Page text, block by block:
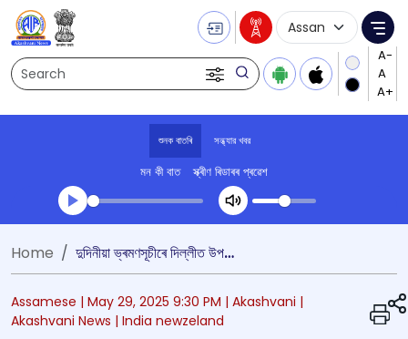
Search
Language
শুনক বাতৰি সন্ধ্যার খবর
মন কী বাত স্ক্ৰীণ ৰিডাৰৰ প্ৰৱেশ
Transcript summary
খেলা অডিঅ' সন্ধ্যার খবর
Home দুদিনীয়া ভ্ৰমণসূচীৰে দিল্লীত উপস্থিত নিউজিলেণ্ডৰ উপ-প্রধানমন্ত্ৰী তথা বৈদেশিক মন্ত্রী উইনষ্টন পিটাৰ্ছ
Assamese | May 29, 2025 9:30 PM | Akashvani |
Akashvani News | India newzeland